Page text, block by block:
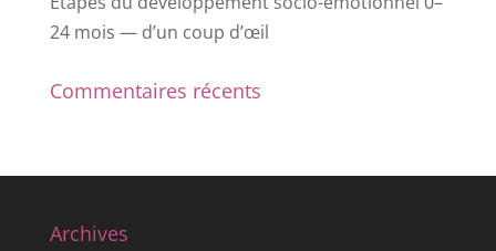
24 mois — d’un coup d’œil
Commentaires récents
Archives